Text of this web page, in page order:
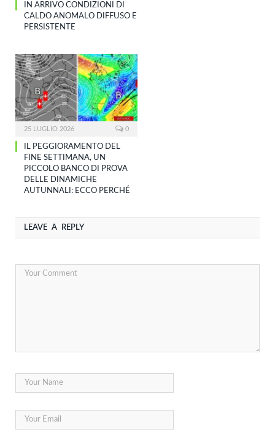
IN ARRIVO CONDIZIONI DI
CALDO ANOMALO DIFFUSO E
PERSISTENTE
25 LUGLIO 2026 0
IL PEGGIORAMENTO DEL
FINE SETTIMANA, UN
PICCOLO BANCO DI PROVA
DELLE DINAMICHE
AUTUNNALI: ECCO PERCHÉ
LEAVE A REPLY